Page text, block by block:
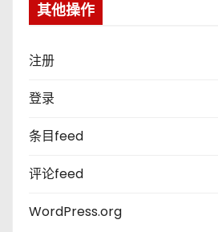
其他操作
注册
登录
条目feed
评论feed
WordPress.org